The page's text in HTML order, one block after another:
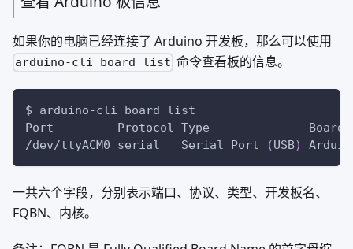
如果你的电脑已经连接了 Arduino 开发板，那么可以使用
arduino-cli board list 命令查看板的信息。
$ arduino-cli board list
Port         Protocol Type              Board
/dev/ttyACM0 serial   Serial Port
(USB)
一共六个字段，分别表示端口、协议、类型、开发板名、
FQBN、内核。